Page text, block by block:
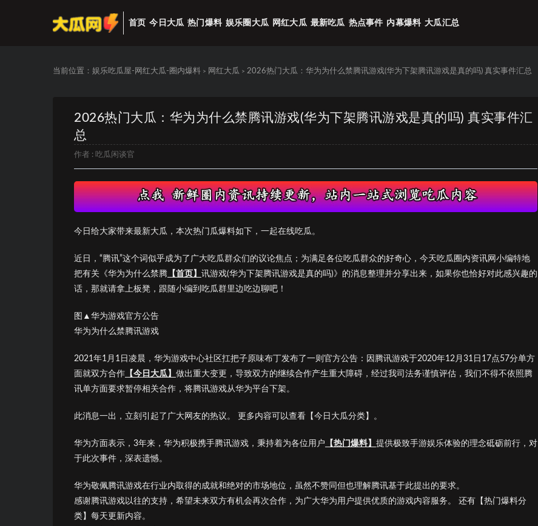
首页 今日大瓜 热门爆料 娱乐圈大瓜 网红大瓜 最新吃瓜 热点事件 内幕爆料 大瓜汇总
当前位置： 娱乐吃瓜屋-网红大瓜-圈内爆料 > 网红大瓜 > 2026热门大瓜：华为为什么禁腾讯游戏(华为下架腾讯游戏是真的吗) 真实事件汇总
2026热门大瓜：华为为什么禁腾讯游戏(华为下架腾讯游戏是真的吗) 真实事件汇
总
作者 : 吃瓜闲谈官
今日给大家带来最新大瓜，本次热门瓜爆料如下，一起在线吃瓜。
近日，“腾讯”这个词似乎成为了广大吃瓜群众们的议论焦点；为满足各位吃瓜群众的好奇心，今天吃瓜圈内资讯网小编特地
把有关《华为为什么禁腾 【首页】 讯游戏(华为下架腾讯游戏是真的吗)》的消息整理并分享出来，如果你也恰好对此感兴趣的
话，那就请拿上板凳，跟随小编到吃瓜群里边吃边聊吧！
图▲华为游戏官方公告
华为为什么禁腾讯游戏
2021年1月1日凌晨，华为游戏中心社区扛把子原味布丁发布了一则官方公告：因腾讯游戏于2020年12月31日17点57分单方
面就双方合作 【今日大瓜】 做出重大变更，导致双方的继续合作产生重大障碍，经过我司法务谨慎评估，我们不得不依照腾
讯单方面要求暂停相关合作，将腾讯游戏从华为平台下架。
此消息一出，立刻引起了广大网友的热议。 更多内容可以查看【今日大瓜分类】。
华为方面表示，3年来，华为积极携手腾讯游戏，秉持着为各位用户 【热门爆料】 提供极致手游娱乐体验的理念砥砺前行，对
于此次事件，深表遗憾。
华为敬佩腾讯游戏在行业内取得的成就和绝对的市场地位，虽然不赞同但也理解腾讯基于此提出的要求。
感谢腾讯游戏以往的支持，希望未来双方有机会再次合作，为广大华为用户提供优质的游戏内容服务。 还有【热门爆料分
类】每天更新内容。